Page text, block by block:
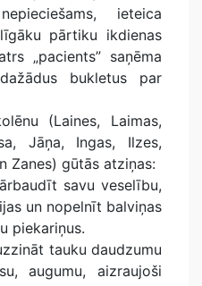
ieteica
pārtiku ikdienas
„pacients” saņēma
bukletus par
(Laines, Laimas,
Jāņa, Ingas, Ilzes,
Zanes) gūtās atziņas:
savu veselību,
un nopelnīt balviņas
piekariņus.
tauku daudzumu
augumu, aizraujoši